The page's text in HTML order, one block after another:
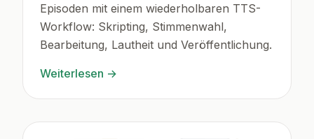
Episoden mit einem wiederholbaren TTS-
Workflow: Skripting, Stimmenwahl,
Bearbeitung, Lautheit und Veröffentlichung.
Weiterlesen →